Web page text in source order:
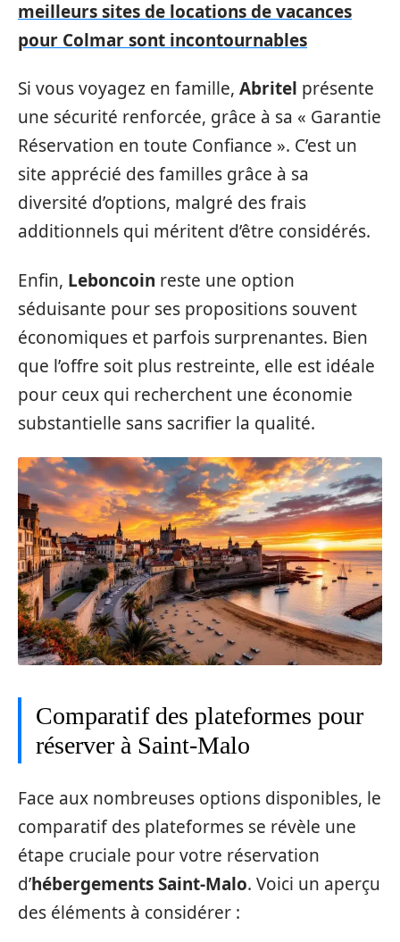
meilleurs sites de locations de vacances
pour Colmar sont incontournables
Si vous voyagez en famille, Abritel présente
une sécurité renforcée, grâce à sa « Garantie
Réservation en toute Confiance ». C’est un
site apprécié des familles grâce à sa
diversité d’options, malgré des frais
additionnels qui méritent d’être considérés.
Enfin, Leboncoin reste une option
séduisante pour ses propositions souvent
économiques et parfois surprenantes. Bien
que l’offre soit plus restreinte, elle est idéale
pour ceux qui recherchent une économie
substantielle sans sacrifier la qualité.
Comparatif des plateformes pour
réserver à Saint-Malo
Face aux nombreuses options disponibles, le
comparatif des plateformes se révèle une
étape cruciale pour votre réservation
d’hébergements Saint-Malo. Voici un aperçu
des éléments à considérer :